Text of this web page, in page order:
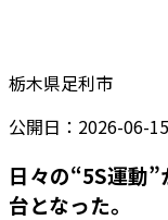
栃木県足利市
公開日： 2026-06-15
日々の“5S運動
台となった。